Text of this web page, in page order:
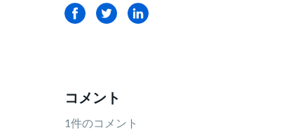
FacebookTwitterLinkedIn
コメント
1件のコメント